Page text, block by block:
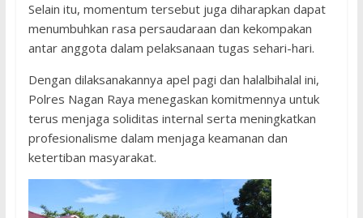
Selain itu, momentum tersebut juga diharapkan dapat
menumbuhkan rasa persaudaraan dan kekompakan
antar anggota dalam pelaksanaan tugas sehari-hari.
Dengan dilaksanakannya apel pagi dan halalbihalal ini,
Polres Nagan Raya menegaskan komitmennya untuk
terus menjaga soliditas internal serta meningkatkan
profesionalisme dalam menjaga keamanan dan
ketertiban masyarakat.